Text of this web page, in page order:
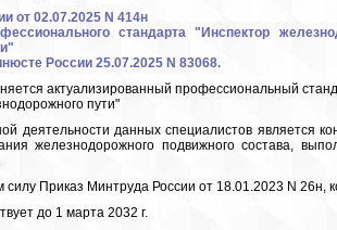
от 02.07.2025 N 414н
стандарта "Инспектор
России 25.07.2025 N 83068.
актуализированный профессиональный
пути"
деятельности данных специалистов является
железнодорожного подвижного состава,
силу Приказ Минтруда России от 18.01.2023 N 26н,
до 1 марта 2032 г.